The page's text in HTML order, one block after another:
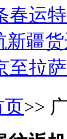
春运
新疆
至拉
页>>